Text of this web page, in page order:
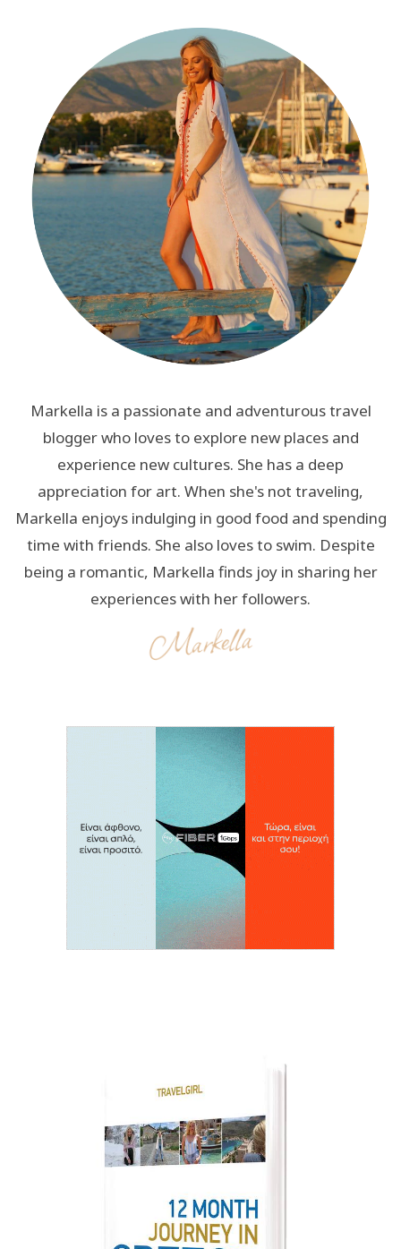
Markella is a passionate and adventurous travel
blogger who loves to explore new places and
experience new cultures. She has a deep
appreciation for art. When she's not traveling,
Markella enjoys indulging in good food and spending
time with friends. She also loves to swim. Despite
being a romantic, Markella finds joy in sharing her
experiences with her followers.